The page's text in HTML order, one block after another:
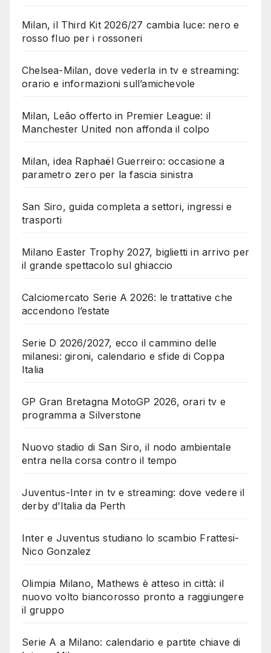
Milan, il Third Kit 2026/27 cambia luce: nero e
rosso fluo per i rossoneri
Chelsea-Milan, dove vederla in tv e streaming:
orario e informazioni sull’amichevole
Milan, Leão offerto in Premier League: il
Manchester United non affonda il colpo
Milan, idea Raphaël Guerreiro: occasione a
parametro zero per la fascia sinistra
San Siro, guida completa a settori, ingressi e
trasporti
Milano Easter Trophy 2027, biglietti in arrivo per
il grande spettacolo sul ghiaccio
Calciomercato Serie A 2026: le trattative che
accendono l’estate
Serie D 2026/2027, ecco il cammino delle
milanesi: gironi, calendario e sfide di Coppa
Italia
GP Gran Bretagna MotoGP 2026, orari tv e
programma a Silverstone
Nuovo stadio di San Siro, il nodo ambientale
entra nella corsa contro il tempo
Juventus-Inter in tv e streaming: dove vedere il
derby d’Italia da Perth
Inter e Juventus studiano lo scambio Frattesi-
Nico Gonzalez
Olimpia Milano, Mathews è atteso in città: il
nuovo volto biancorosso pronto a raggiungere
il gruppo
Serie A a Milano: calendario e partite chiave di